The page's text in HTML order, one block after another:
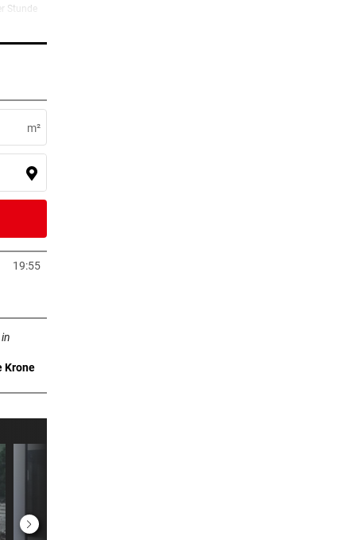
Stunde
Stunde
Stunde
Stunden
m²
19:55
Tab öffnen
neuem Tab öffnen
Krone